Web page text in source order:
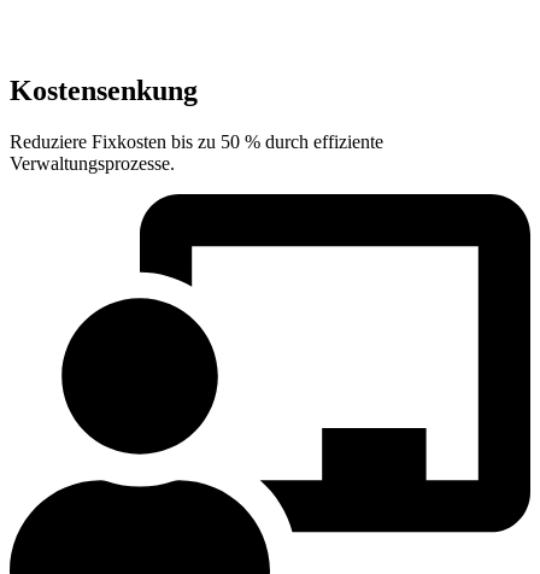
Kostensenkung
Reduziere Fixkosten bis zu 50 % durch effiziente
Verwaltungsprozesse.